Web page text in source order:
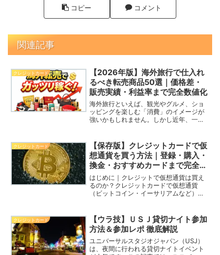
コピー コメント
関連記事
クレジットカード
【2026年版】海外旅行で仕入れ
るべき転売商品50選｜価格差・
販売実績・利益率まで完全数値化
海外旅行といえば、観光やグルメ、ショ
ッピングを楽しむ「消費」のイメージが
強いかもしれません。しかし近年、一部
ます。つまり、現地で商品を仕入れ、日
本国内で販売すること...
クレジットカード
【保存版】クレジットカードで仮
想通貨を買う方法｜登録・購入・
換金・おすすめカードまで完全ガ
イド
はじめに｜クレジットで仮想通貨は買え
るのか？クレジットカードで仮想通貨
（ビットコイン・イーサリアムなど）を
実現可能です。本記事では、「登録から
購入、換金までの具体的...
クレジットカード
【ウラ技】ＵＳＪ貸切ナイト参加
方法＆参加レポ 徹底解説
ユニバーサルスタジオジャパン（USJ）
は、夜間に行われる貸切ナイトイベント